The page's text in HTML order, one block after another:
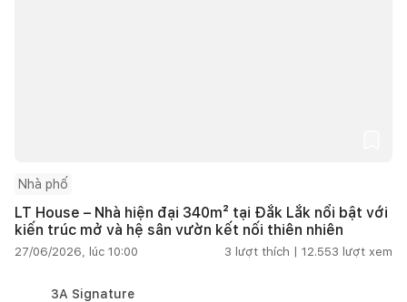
Nhà phố
LT House – Nhà hiện đại 340m² tại Đắk Lắk nổi bật với
kiến trúc mở và hệ sân vườn kết nối thiên nhiên
27/06/2026, lúc 10:00 3 lượt thích | 12.553 lượt xem
3A Signature